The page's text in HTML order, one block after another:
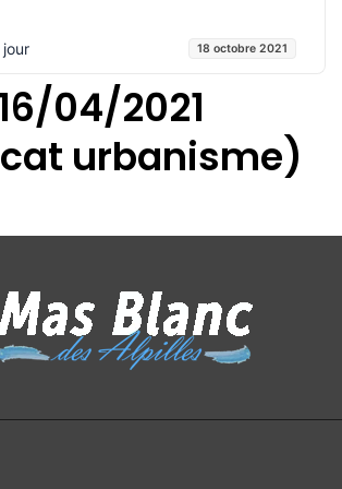
jour 18 octobre 2021
04/2021
urbanisme)